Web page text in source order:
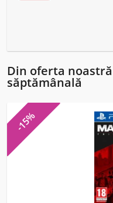
Din oferta
săptămânală
-15%